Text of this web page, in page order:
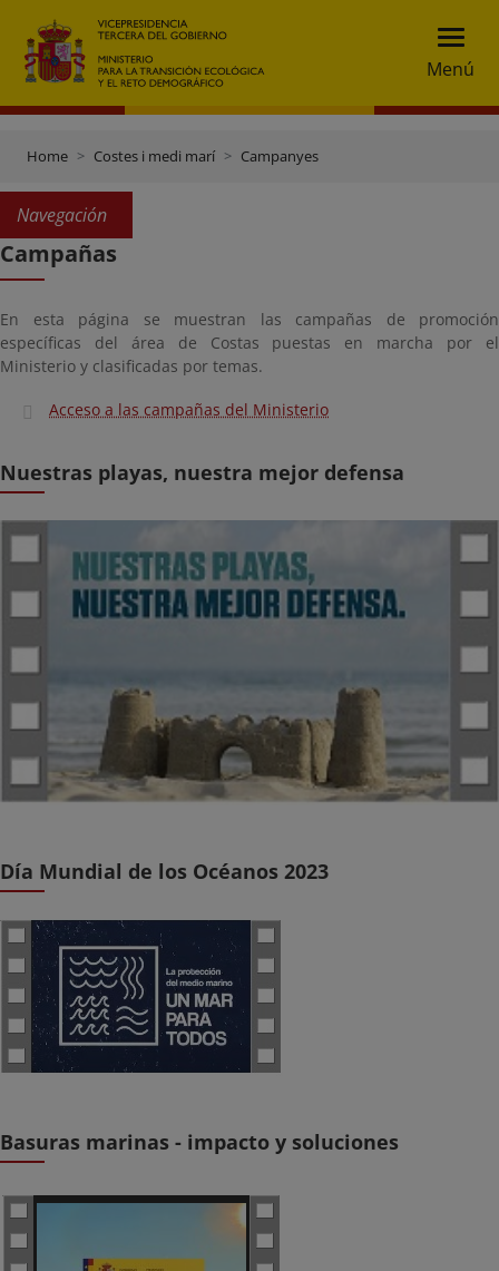
Menú
Home Costes i medi marí Campanyes
Navegación
Campañas
En esta página se muestran las campañas de promoción
específicas del área de Costas puestas en marcha por el
Ministerio y clasificadas por temas.
Acceso a las campañas del Ministerio
Nuestras playas, nuestra mejor defensa
Día Mundial de los Océanos 2023
Basuras marinas - impacto y soluciones